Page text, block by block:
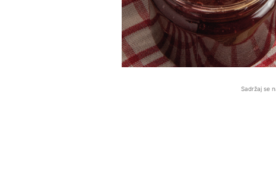
Sadržaj se